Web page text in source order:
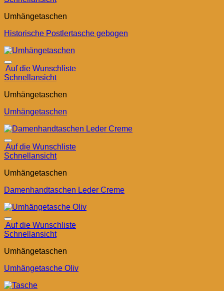
Umhängetaschen
Historische Postlertasche gebogen
Auf die Wunschliste
Schnellansicht
Umhängetaschen
Umhängetaschen
Auf die Wunschliste
Schnellansicht
Umhängetaschen
Damenhandtaschen Leder Creme
Auf die Wunschliste
Schnellansicht
Umhängetaschen
Umhängetasche Oliv